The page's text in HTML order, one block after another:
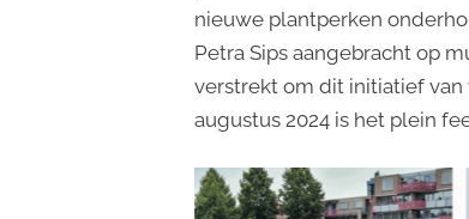
nieuwe plantperken
Petra Sips aangebracht op
verstrekt om dit initiatief
augustus 2024 is het plein